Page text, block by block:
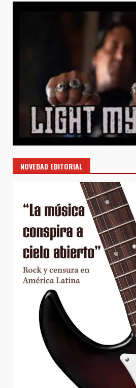
NOVEDAD EDITORIAL